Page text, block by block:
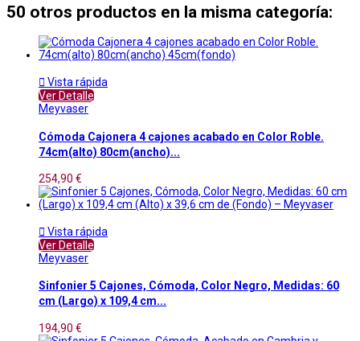
50 otros productos en la misma categoría:
 Vista rápida
Ver Detalle
Meyvaser
Cómoda Cajonera 4 cajones acabado en Color Roble.
74cm(alto) 80cm(ancho)...
254,90 €
 Vista rápida
Ver Detalle
Meyvaser
Sinfonier 5 Cajones, Cómoda, Color Negro, Medidas: 60
cm (Largo) x 109,4 cm...
194,90 €